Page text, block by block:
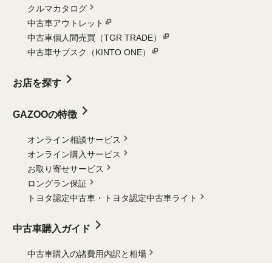
クルマカタログ
中古車アウトレット
中古車個人間売買（TGR TRADE）
中古車サブスク（KINTO ONE）
お店を探す
GAZOOの特徴
オンライン相談サービス
オンライン購入サービス
お取り寄せサービス
ロングラン保証
トヨタ認定中古車・
トヨタ認定中古車ライト
中古車購入ガイド
中古車購入の諸費用内訳と相場